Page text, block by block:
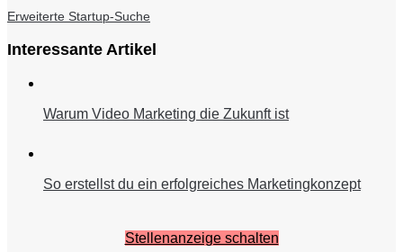
Erweiterte Startup-Suche
Interessante Artikel
Warum Video Marketing die Zukunft ist
So erstellst du ein erfolgreiches Marketingkonzept
Stellenanzeige schalten